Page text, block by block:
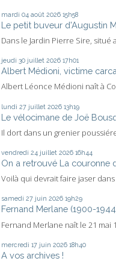
mardi 04 août 2026 15h58
Le petit buveur d'Augustin
Dans le Jardin Pierre Sire, situé
jeudi 30 juillet 2026 17h01
Albert Médioni, victime
Albert Léonce Médioni naît à
lundi 27 juillet 2026 13h19
Le vélocimane de Joë
Il dort dans un grenier
vendredi 24 juillet 2026 16h44
On a retrouvé La couronne
Voilà qui devrait faire jaser
samedi 27 juin 2026 19h29
Fernand Merlane (1900-
Fernand Merlane naît le 21 mai
mercredi 17 juin 2026 18h40
A vos archives !